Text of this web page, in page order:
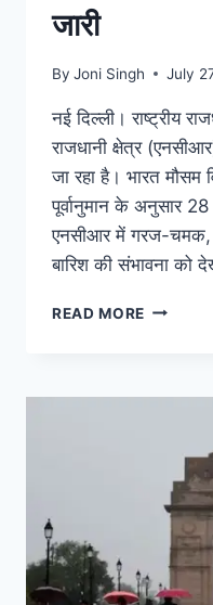
जारी
By Joni Singh July
नई दिल्ली। राष्ट्रीय
राजधानी क्षेत्र
जा रहा है। भारत मौसम
पूर्वानुमान के अनुसार
एनसीआर में गरज-
बारिश की संभावना को
READ MORE